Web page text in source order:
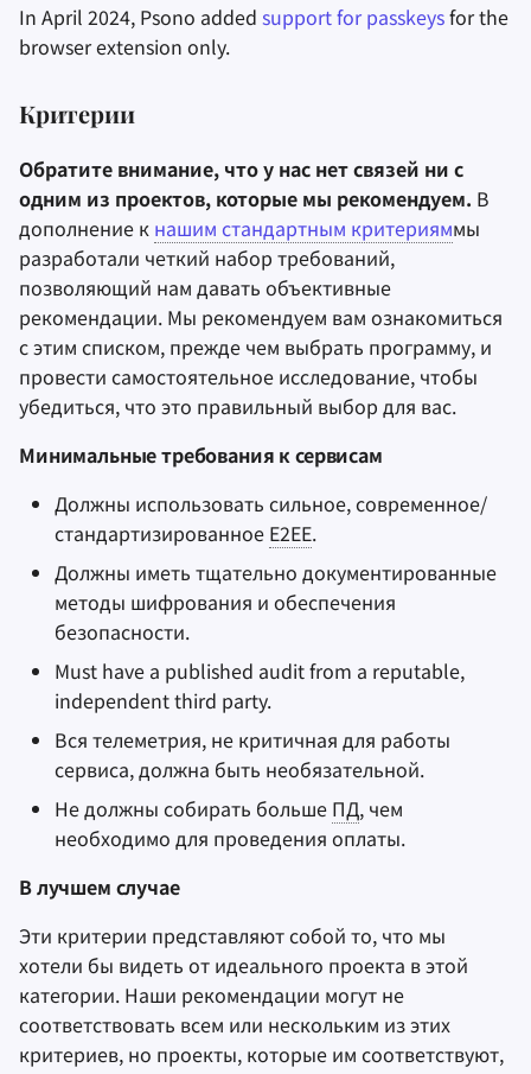
In April 2024, Psono added support for passkeysfor the
browser extension only.
Критерии
Обратите внимание, что у нас нет связей ни с
одним из проектов, которые мы рекомендуем. В
дополнение к нашим стандартным критерияммы
разработали четкий набор требований,
позволяющий нам давать объективные
рекомендации. Мы рекомендуем вам ознакомиться
с этим списком, прежде чем выбрать программу, и
провести самостоятельное исследование, чтобы
убедиться, что это правильный выбор для вас.
Минимальные требования к сервисам
Должны использовать сильное, современное/
стандартизированное E2EE.
Должны иметь тщательно документированные
методы шифрования и обеспечения
безопасности.
Must have a published audit from a reputable,
independent third party.
Вся телеметрия, не критичная для работы
сервиса, должна быть необязательной.
Не должны собирать больше ПД, чем
необходимо для проведения оплаты.
В лучшем случае
Эти критерии представляют собой то, что мы
хотели бы видеть от идеального проекта в этой
категории. Наши рекомендации могут не
соответствовать всем или нескольким из этих
критериев, но проекты, которые им соответствуют,